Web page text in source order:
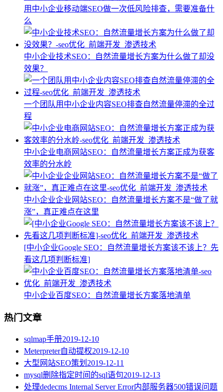
用中小企业移动端SEO做一次低风险排查，需要准备什
么
中小企业技术SEO：自然流量增长方案为什么做了却没
效果？
一个团队用中小企业内容SEO排查自然流量停滞的全过
程
中小企业电商网站SEO：自然流量增长方案正成为获客
效率的分水岭
中小企业企业网站SEO：自然流量增长方案不是“做了就
涨”，真正难点在这里
[中小企业Google SEO：自然流量增长方案该不该上？先
看这几项判断标准]
中小企业百度SEO：自然流量增长方案落地清单
热门文章
sqlmap手册2019-12-10
Meterpreter自动提权2019-12-10
大型网站SEO策划 2019-12-11
mysql删除指定时间的sql语句2019-12-13
处理dedecms Internal Server Error内部服务器500错误问题